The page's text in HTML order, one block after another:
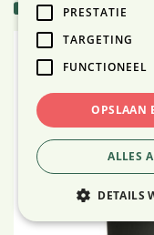
5 stuks in voorraad
PRESTATIE
TARGETING
FUNCTIONEEL
OPSLAAN
ALLES
DETAILS